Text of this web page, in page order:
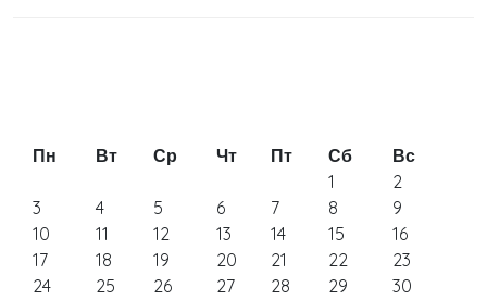
Пн Вт Ср Чт Пт Сб
Вс
1
2
3
4 5 6 7 8
9
10
11 12 13 14 15
16
17
18 19 20 21 22
23
24
25 26 27 28 29
30